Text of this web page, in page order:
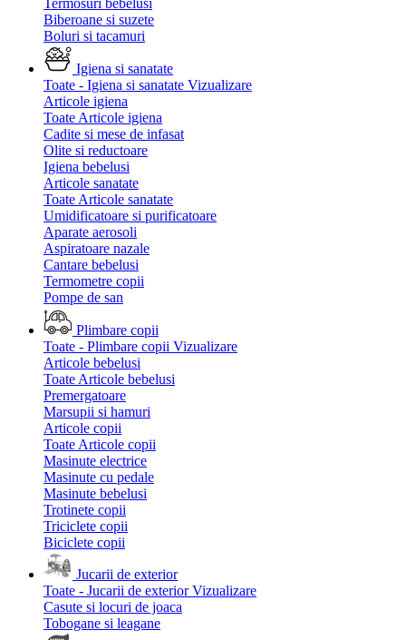
Termosuri bebelusi
Biberoane si suzete
Boluri si tacamuri
Igiena si sanatate
Toate - Igiena si sanatate Vizualizare
Articole igiena
Toate Articole igiena
Cadite si mese de infasat
Olite si reductoare
Igiena bebelusi
Articole sanatate
Toate Articole sanatate
Umidificatoare si purificatoare
Aparate aerosoli
Aspiratoare nazale
Cantare bebelusi
Termometre copii
Pompe de san
Plimbare copii
Toate - Plimbare copii Vizualizare
Articole bebelusi
Toate Articole bebelusi
Premergatoare
Marsupii si hamuri
Articole copii
Toate Articole copii
Masinute electrice
Masinute cu pedale
Masinute bebelusi
Trotinete copii
Triciclete copii
Biciclete copii
Jucarii de exterior
Toate - Jucarii de exterior Vizualizare
Casute si locuri de joaca
Tobogane si leagane